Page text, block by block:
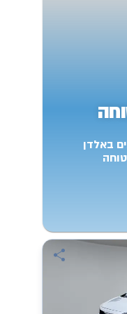
באלדן